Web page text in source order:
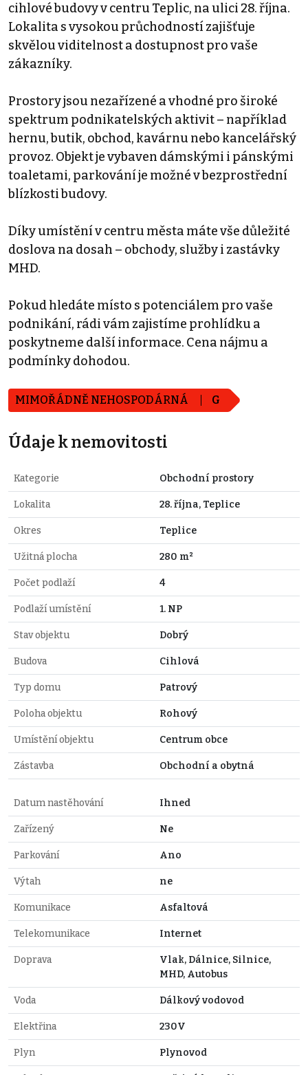
cihlové budovy v centru Teplic, na ulici 28. října.
Lokalita s vysokou průchodností zajišťuje
skvělou viditelnost a dostupnost pro vaše
zákazníky.
Prostory jsou nezařízené a vhodné pro široké
spektrum podnikatelských aktivit – například
hernu, butik, obchod, kavárnu nebo kancelářský
provoz. Objekt je vybaven dámskými i pánskými
toaletami, parkování je možné v bezprostřední
blízkosti budovy.
Díky umístění v centru města máte vše důležité
doslova na dosah – obchody, služby i zastávky
MHD.
Pokud hledáte místo s potenciálem pro vaše
podnikání, rádi vám zajistíme prohlídku a
poskytneme další informace. Cena nájmu a
podmínky dohodou.
MIMOŘÁDNĚ NEHOSPODÁRNÁ G
Údaje k nemovitosti
Kategorie Obchodní prostory
Lokalita 28. října, Teplice
Okres Teplice
Užitná plocha 280 m²
Počet podlaží 4
Podlaží umístění 1. NP
Stav objektu Dobrý
Budova Cihlová
Typ domu Patrový
Poloha objektu Rohový
Umístění objektu Centrum obce
Zástavba Obchodní a obytná
Datum nastěhování Ihned
Zařízený Ne
Parkování Ano
Výtah ne
Komunikace Asfaltová
Telekomunikace Internet
Doprava
Vlak, Dálnice, Silnice,
MHD, Autobus
Voda Dálkový vodovod
Elektřina 230V
Plyn Plynovod